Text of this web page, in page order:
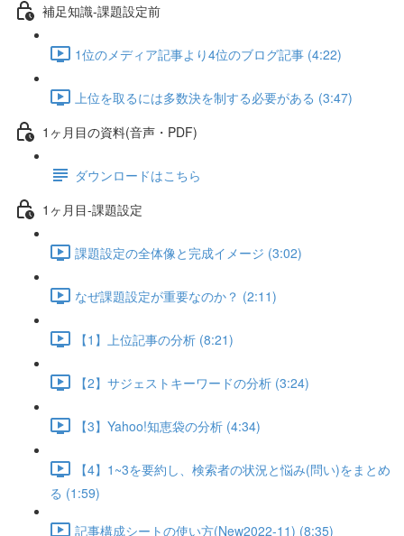
補足知識-課題設定前
1位のメディア記事より4位のブログ記事 (4:22)
上位を取るには多数決を制する必要がある (3:47)
1ヶ月目の資料(音声・PDF)
ダウンロードはこちら
1ヶ月目-課題設定
課題設定の全体像と完成イメージ (3:02)
なぜ課題設定が重要なのか？ (2:11)
【1】上位記事の分析 (8:21)
【2】サジェストキーワードの分析 (3:24)
【3】Yahoo!知恵袋の分析 (4:34)
【4】1~3を要約し、検索者の状況と悩み(問い)をまとめ
る (1:59)
記事構成シートの使い方(New2022-11) (8:35)